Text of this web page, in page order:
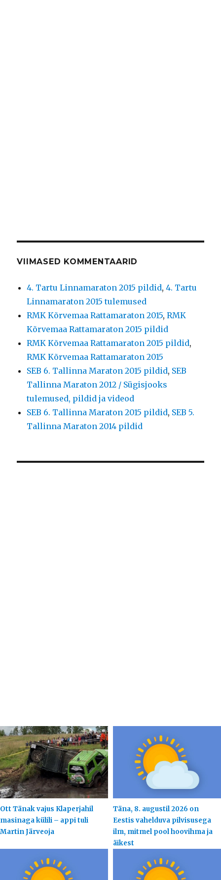
VIIMASED KOMMENTAARID
4. Tartu Linnamaraton 2015 pildid,4. Tartu
Linnamaraton 2015 tulemused
RMK Kõrvemaa Rattamaraton 2015,RMK
Kõrvemaa Rattamaraton 2015 pildid
RMK Kõrvemaa Rattamaraton 2015 pildid,
RMK Kõrvemaa Rattamaraton 2015
SEB 6. Tallinna Maraton 2015 pildid, SEB
Tallinna Maraton 2012 / Sügisjooks
tulemused, pildid ja videod
SEB 6. Tallinna Maraton 2015 pildid, SEB 5.
Tallinna Maraton 2014 pildid
Ott Tänak vajus Klaperjahil
masinaga külili – appi tuli
Martin Järveoja
Täna, 8. augustil 2026 on
Eestis vahelduva pilvisusega
ilm, mitmel pool hoovihma ja
äikest